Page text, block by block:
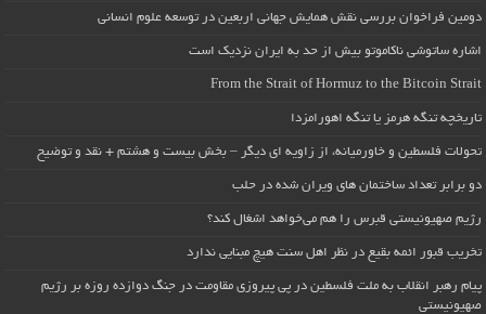
دومین فراخوان بررسی نقش همایش جهانی اربعین در توسعه علوم انسانی
اشاره ساتوشی ناکاموتو بیش از حد به ایران نزدیک است
From the Strait of Hormuz to the Bitcoin Strait
تاریخچه تنگه هرمز یا تنگه اهورامزدا
تحولات فلسطین و خاورمیانه، از زاویه ای دیگر – بخش بیست و هشتم + نقد و توضیح
دو برابر تعداد ساختمان های ویران شده در حلب
رژیم صهیونیستی قبرس را هم می‌خواهد اشغال کند؟
تخریب قبور ائمه بقیع در نظر اهل سنت هیچ مبنایی ندارد
پیام رهبر انقلاب به ملت فلسطین در پی پیروزی مقاومت در جنگ دوازده روزه بر رژیم
صهیونیستی